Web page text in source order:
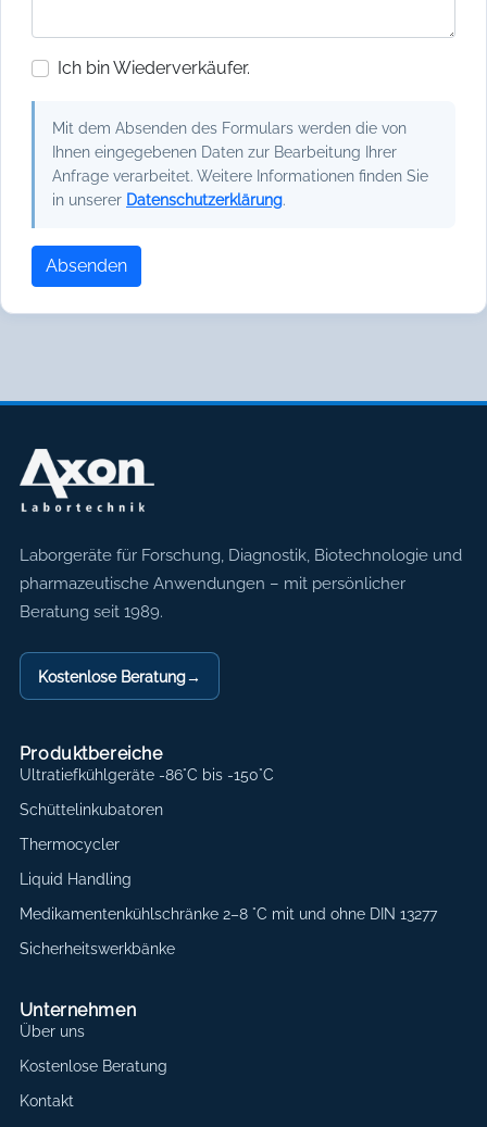
Ich bin Wiederverkäufer.
Mit dem Absenden des Formulars werden die von
Ihnen eingegebenen Daten zur Bearbeitung Ihrer
Anfrage verarbeitet. Weitere Informationen finden Sie
in unserer Datenschutzerklärung.
Absenden
Axon Labortechnik
Laborgeräte für Forschung, Diagnostik, Biotechnologie und
pharmazeutische Anwendungen – mit persönlicher
Beratung seit 1989.
Kostenlose Beratung→
Produktbereiche
Ultratiefkühlgeräte -86°C bis -150°C
Schüttelinkubatoren
Thermocycler
Liquid Handling
Medikamentenkühlschränke 2–8 °C mit und ohne DIN 13277
Sicherheitswerkbänke
Unternehmen
Über uns
Kostenlose Beratung
Kontakt